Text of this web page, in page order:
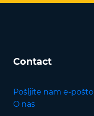
Contact
Pošljite nam e-pošto
O nas